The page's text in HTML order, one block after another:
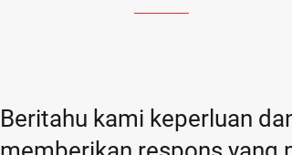
Beritahu kami keperluan